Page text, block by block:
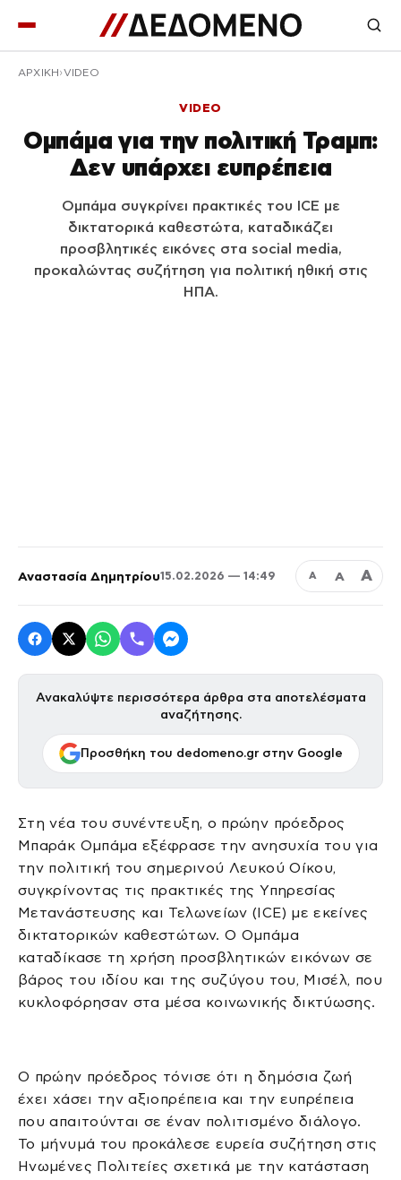
ΑΡΧΙΚΉ VIDEO
VIDEO
Ομπάμα για την πολιτική Τραμπ:
Δεν υπάρχει ευπρέπεια
Ομπάμα συγκρίνει πρακτικές του ICE με
δικτατορικά καθεστώτα, καταδικάζει
προσβλητικές εικόνες στα social media,
προκαλώντας συζήτηση για πολιτική ηθική στις
ΗΠΑ.
Αναστασία Δημητρίου15.02.2026 — 14:49 Α Α Α
Ανακαλύψτε περισσότερα άρθρα στα αποτελέσματα
αναζήτησης.
Προσθήκη του dedomeno.gr στην Google
Στη νέα του συνέντευξη, ο πρώην πρόεδρος
Μπαράκ Ομπάμα εξέφρασε την ανησυχία του για
την πολιτική του σημερινού Λευκού Οίκου,
συγκρίνοντας τις πρακτικές της Υπηρεσίας
Μετανάστευσης και Τελωνείων (ICE) με εκείνες
δικτατορικών καθεστώτων. Ο Ομπάμα
καταδίκασε τη χρήση προσβλητικών εικόνων σε
βάρος του ιδίου και της συζύγου του, Μισέλ, που
κυκλοφόρησαν στα μέσα κοινωνικής δικτύωσης.
Ο πρώην πρόεδρος τόνισε ότι η δημόσια ζωή
έχει χάσει την αξιοπρέπεια και την ευπρέπεια
που απαιτούνται σε έναν πολιτισμένο διάλογο.
Το μήνυμά του προκάλεσε ευρεία συζήτηση στις
Ηνωμένες Πολιτείες σχετικά με την κατάσταση